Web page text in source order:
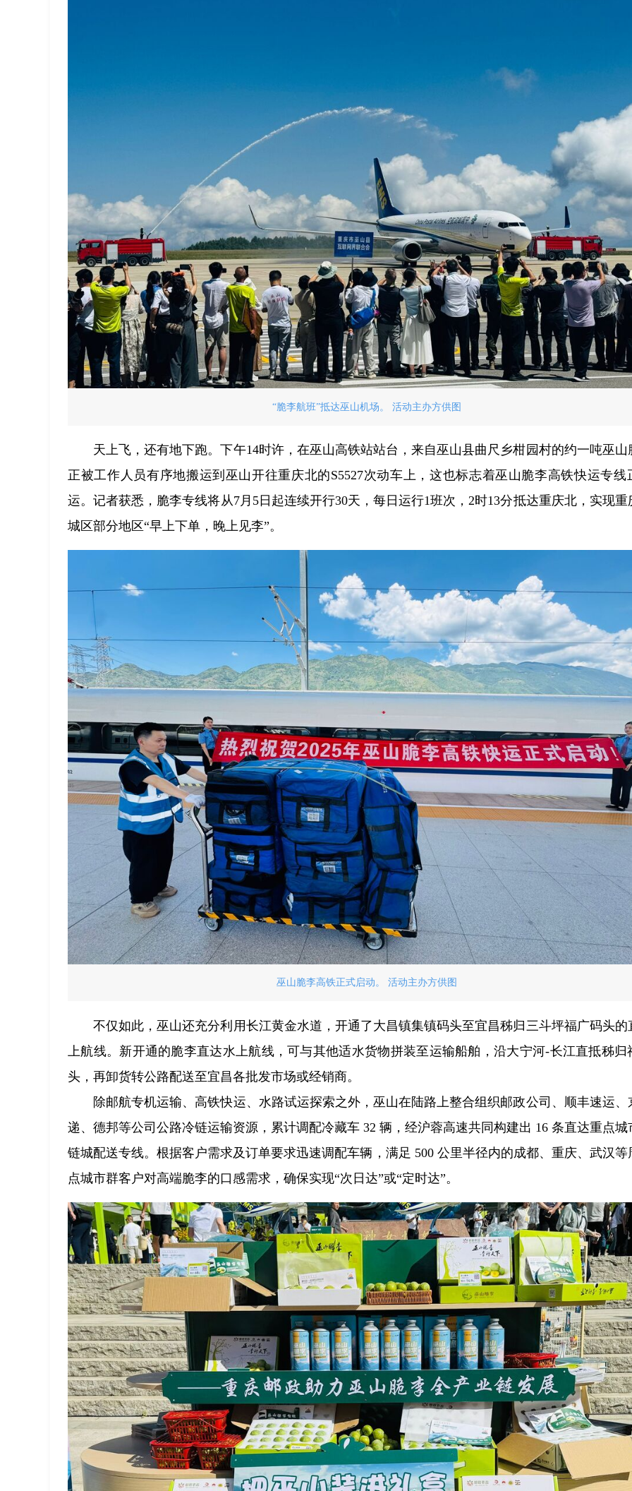
“脆李航班”抵达巫山机场。 活动主办方供图
天上飞，还有地下跑。下午14时许，在巫山高铁站站台，来自巫山县曲尺乡柑园村的约一吨巫山
正被工作人员有序地搬运到巫山开往重庆北的S5527次动车上，这也标志着巫山脆李高铁快运专线
运。记者获悉，脆李专线将从7月5日起连续开行30天，每日运行1班次，2时13分抵达重庆北，实现重
城区部分地区“早上下单，晚上见李”。
巫山脆李高铁正式启动。 活动主办方供图
不仅如此，巫山还充分利用长江黄金水道，开通了大昌镇集镇码头至宜昌秭归三斗坪福广码头的
上航线。新开通的脆李直达水上航线，可与其他适水货物拼装至运输船舶，沿大宁河-长江直抵秭归
头，再卸货转公路配送至宜昌各批发市场或经销商。
除邮航专机运输、高铁快运、水路试运探索之外，巫山在陆路上整合组织邮政公司、顺丰速运、
递、德邦等公司公路冷链运输资源，累计调配冷藏车 32 辆，经沪蓉高速共同构建出 16 条直达重点城
链城配送专线。根据客户需求及订单要求迅速调配车辆，满足 500 公里半径内的成都、重庆、武汉等
点城市群客户对高端脆李的口感需求，确保实现“次日达”或“定时达”。